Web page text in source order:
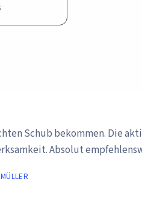
was er verspricht. Doch
zu steigern. Sehr zufrieden!"